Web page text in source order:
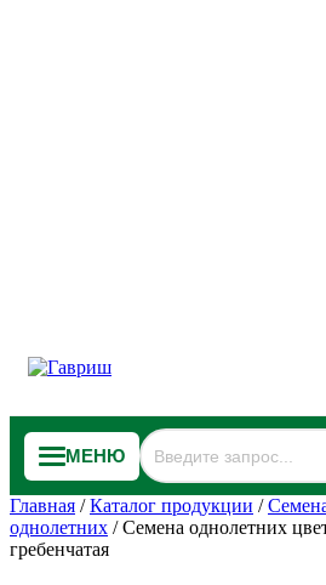
МЕНЮ
Главная /Каталог продукции /
однолетних /Семена однолетних
гребенчатая